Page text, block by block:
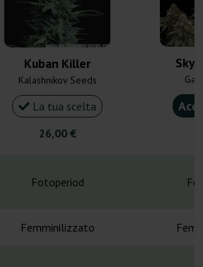
Kuban Killer
Kalashnikov Seeds
La tua scelta
26,00 €
Fotoperiod
Femminilizzato